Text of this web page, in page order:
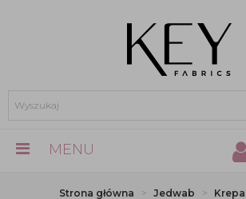
MENU
Strona główna Jedwab